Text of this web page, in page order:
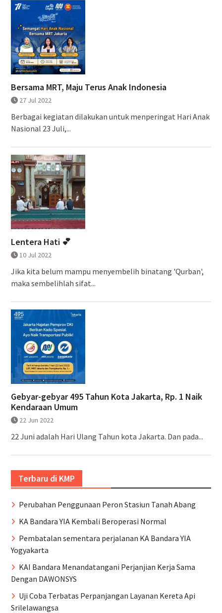
Bersama MRT, Maju Terus Anak Indonesia
27 Jul 2022
Berbagai kegiatan dilakukan untuk menperingat Hari Anak
Nasional 23 Juli,...
Lentera Hati 💕
10 Jul 2022
Jika kita belum mampu menyembelih binatang 'Qurban',
maka sembelihlah sifat...
Gebyar-gebyar 495 Tahun Kota Jakarta, Rp. 1 Naik
Kendaraan Umum
22 Jun 2022
22 Juni adalah Hari Ulang Tahun kota Jakarta. Dan pada...
Terbaru di KMP
Perubahan Penggunaan Peron Stasiun Tanah Abang
KA Bandara YIA Kembali Beroperasi Normal
Pembatalan sementara perjalanan KA Bandara YIA
Yogyakarta
KAI Bandara Menandatangani Perjanjian Kerja Sama
Dengan DAWONSYS
Uji Coba Terbatas Perpanjangan Layanan Kereta Api
Srilelawangsa